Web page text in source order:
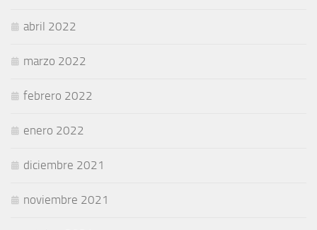
abril 2022
marzo 2022
febrero 2022
enero 2022
diciembre 2021
noviembre 2021